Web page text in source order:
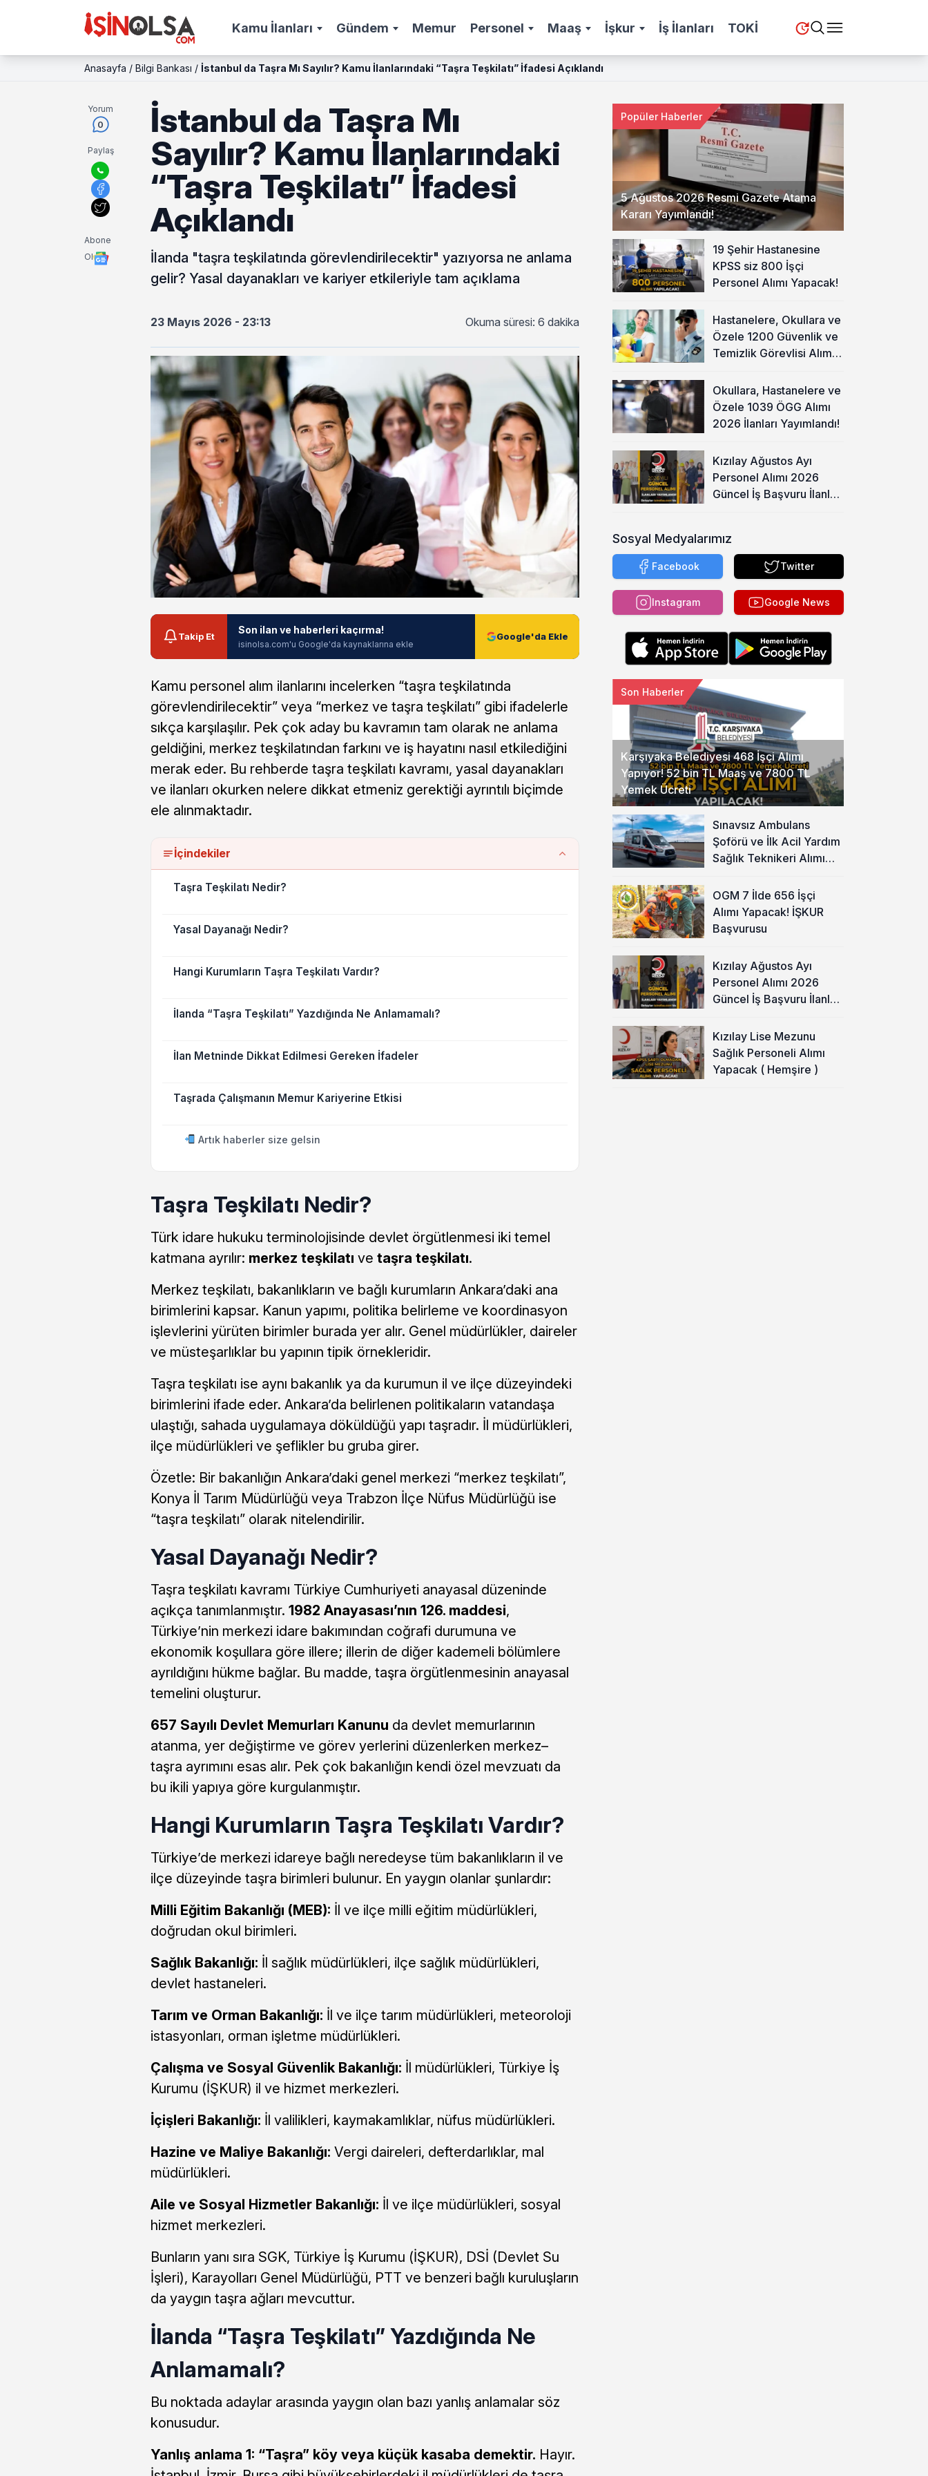
Kamu İlanları Gündem Memur Personel Maaş İşkur İş İlanları TOKİ
Anasayfa / Bilgi Bankası / İstanbul da Taşra Mı Sayılır? Kamu İlanlarındaki “Taşra Teşkilatı” İfadesi Açıklandı
Yorum
0
Paylaş
Abone
Ol
İstanbul da Taşra Mı
Sayılır? Kamu İlanlarındaki
“Taşra Teşkilatı” İfadesi
Açıklandı
İlanda "taşra teşkilatında görevlendirilecektir" yazıyorsa ne anlama
gelir? Yasal dayanakları ve kariyer etkileriyle tam açıklama
23 Mayıs 2026 - 23:13 Okuma süresi: 6 dakika
Takip Et
Son ilan ve haberleri kaçırma!
isinolsa.com'u Google'da kaynaklarına ekle
Google'da Ekle
Kamu personel alım ilanlarını incelerken “taşra teşkilatında
görevlendirilecektir” veya “merkez ve taşra teşkilatı” gibi ifadelerle
sıkça karşılaşılır. Pek çok aday bu kavramın tam olarak ne anlama
geldiğini, merkez teşkilatından farkını ve iş hayatını nasıl etkilediğini
merak eder. Bu rehberde taşra teşkilatı kavramı, yasal dayanakları
ve ilanları okurken nelere dikkat etmeniz gerektiği ayrıntılı biçimde
ele alınmaktadır.
İçindekiler
Taşra Teşkilatı Nedir?
Yasal Dayanağı Nedir?
Hangi Kurumların Taşra Teşkilatı Vardır?
İlanda “Taşra Teşkilatı” Yazdığında Ne Anlamamalı?
İlan Metninde Dikkat Edilmesi Gereken İfadeler
Taşrada Çalışmanın Memur Kariyerine Etkisi
Artık haberler size gelsin
Taşra Teşkilatı Nedir?
Türk idare hukuku terminolojisinde devlet örgütlenmesi iki temel
katmana ayrılır: merkez teşkilatı ve taşra teşkilatı.
Merkez teşkilatı, bakanlıkların ve bağlı kurumların Ankara’daki ana
birimlerini kapsar. Kanun yapımı, politika belirleme ve koordinasyon
işlevlerini yürüten birimler burada yer alır. Genel müdürlükler, daireler
ve müsteşarlıklar bu yapının tipik örnekleridir.
Taşra teşkilatı ise aynı bakanlık ya da kurumun il ve ilçe düzeyindeki
birimlerini ifade eder. Ankara’da belirlenen politikaların vatandaşa
ulaştığı, sahada uygulamaya döküldüğü yapı taşradır. İl müdürlükleri,
ilçe müdürlükleri ve şeflikler bu gruba girer.
Özetle: Bir bakanlığın Ankara’daki genel merkezi “merkez teşkilatı”,
Konya İl Tarım Müdürlüğü veya Trabzon İlçe Nüfus Müdürlüğü ise
“taşra teşkilatı” olarak nitelendirilir.
Yasal Dayanağı Nedir?
Taşra teşkilatı kavramı Türkiye Cumhuriyeti anayasal düzeninde
açıkça tanımlanmıştır. 1982 Anayasası’nın 126. maddesi,
Türkiye’nin merkezi idare bakımından coğrafi durumuna ve
ekonomik koşullara göre illere; illerin de diğer kademeli bölümlere
ayrıldığını hükme bağlar. Bu madde, taşra örgütlenmesinin anayasal
temelini oluşturur.
657 Sayılı Devlet Memurları Kanunu da devlet memurlarının
atanma, yer değiştirme ve görev yerlerini düzenlerken merkez–
taşra ayrımını esas alır. Pek çok bakanlığın kendi özel mevzuatı da
bu ikili yapıya göre kurgulanmıştır.
Hangi Kurumların Taşra Teşkilatı Vardır?
Türkiye’de merkezi idareye bağlı neredeyse tüm bakanlıkların il ve
ilçe düzeyinde taşra birimleri bulunur. En yaygın olanlar şunlardır:
Milli Eğitim Bakanlığı (MEB): İl ve ilçe milli eğitim müdürlükleri,
doğrudan okul birimleri.
Sağlık Bakanlığı: İl sağlık müdürlükleri, ilçe sağlık müdürlükleri,
devlet hastaneleri.
Tarım ve Orman Bakanlığı: İl ve ilçe tarım müdürlükleri, meteoroloji
istasyonları, orman işletme müdürlükleri.
Çalışma ve Sosyal Güvenlik Bakanlığı: İl müdürlükleri, Türkiye İş
Kurumu (İŞKUR) il ve hizmet merkezleri.
İçişleri Bakanlığı: İl valilikleri, kaymakamlıklar, nüfus müdürlükleri.
Hazine ve Maliye Bakanlığı: Vergi daireleri, defterdarlıklar, mal
müdürlükleri.
Aile ve Sosyal Hizmetler Bakanlığı: İl ve ilçe müdürlükleri, sosyal
hizmet merkezleri.
Bunların yanı sıra SGK, Türkiye İş Kurumu (İŞKUR), DSİ (Devlet Su
İşleri), Karayolları Genel Müdürlüğü, PTT ve benzeri bağlı kuruluşların
da yaygın taşra ağları mevcuttur.
İlanda “Taşra Teşkilatı” Yazdığında Ne
Anlamamalı?
Bu noktada adaylar arasında yaygın olan bazı yanlış anlamalar söz
konusudur.
Yanlış anlama 1: “Taşra” köy veya küçük kasaba demektir. Hayır.
5 Ağustos 2026 Resmi Gazete Atama
Kararı Yayımlandı!
Popüler Haberler
19 Şehir Hastanesine
KPSS siz 800 İşçi
Personel Alımı Yapacak!
Hastanelere, Okullara ve
Özele 1200 Güvenlik ve
Temizlik Görevlisi Alımı
Okullara, Hastanelere ve
Özele 1039 ÖGG Alımı
2026 İlanları Yayımlandı!
Kızılay Ağustos Ayı
Personel Alımı 2026
Güncel İş Başvuru İlanları
Sosyal Medyalarımız
Facebook Twitter
Instagram Google News
Karşıyaka Belediyesi 468 İşçi Alımı
Yapıyor! 52 bin TL Maaş ve 7800 TL
Yemek Ücreti
Son Haberler
Sınavsız Ambulans
Şoförü ve İlk Acil Yardım
Sağlık Teknikeri Alımı
OGM 7 İlde 656 İşçi
Alımı Yapacak! İŞKUR
Başvurusu
Kızılay Ağustos Ayı
Personel Alımı 2026
Güncel İş Başvuru İlanları
Kızılay Lise Mezunu
Sağlık Personeli Alımı
Yapacak ( Hemşire )